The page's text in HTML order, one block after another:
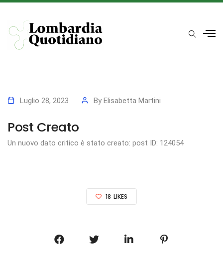
Luglio 28, 2023 By Elisabetta Martini
Post Creato
Un nuovo dato critico è stato creato: post ID: 124054
18 LIKES